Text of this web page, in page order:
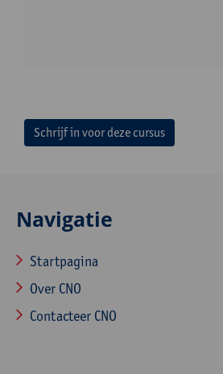
Schrijf in voor deze cursus
Navigatie
Startpagina
Over CNO
Contacteer CNO